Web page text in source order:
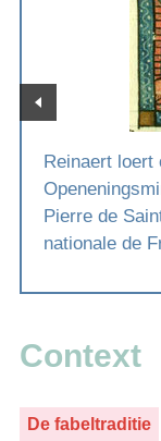
Reinaert loert
Pierre de
nationale de
Context
De fabeltraditie